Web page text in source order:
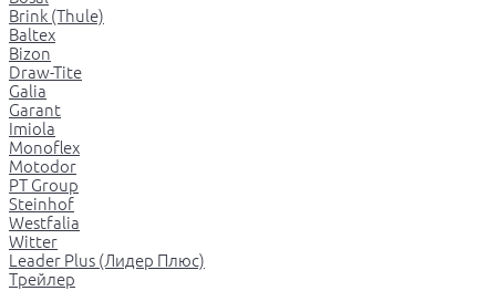
Brink (Thule)
Baltex
Bizon
Draw-Tite
Galia
Garant
Imiola
Monoflex
Motodor
PT Group
Steinhof
Westfalia
Witter
Leader Plus (Лидер Плюс)
Трейлер